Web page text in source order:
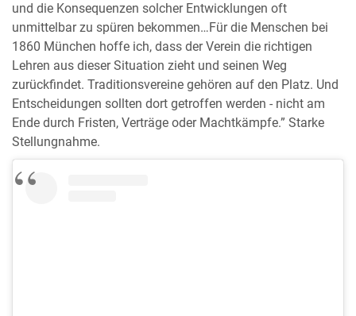
und die Konsequenzen solcher Entwicklungen oft
unmittelbar zu spüren bekommen…Für die Menschen bei
1860 München hoffe ich, dass der Verein die richtigen
Lehren aus dieser Situation zieht und seinen Weg
zurückfindet. Traditionsvereine gehören auf den Platz. Und
Entscheidungen sollten dort getroffen werden - nicht am
Ende durch Fristen, Verträge oder Machtkämpfe.” Starke
Stellungnahme.